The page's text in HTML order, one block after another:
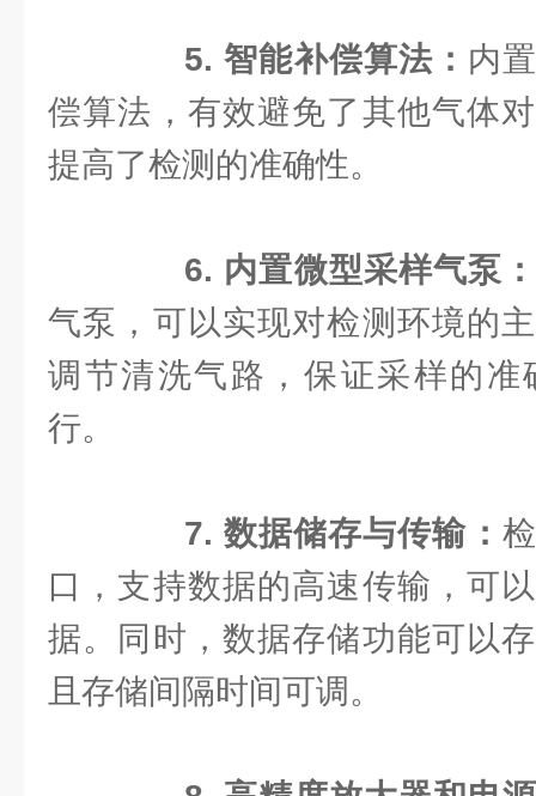
5. 智能补偿算法： 内
偿算法，有效避免了其他气体
提高了检测的准确性。
6. 内置微型采样气泵
气泵，可以实现对检测环境的
调节清洗气路，保证采样的准
行。
7. 数据储存与传输：
口，支持数据的高速传输，可
据。同时，数据存储功能可以
且存储间隔时间可调。